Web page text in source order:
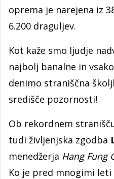
oprema je narejena iz
6.200 draguljev.
Kot kaže smo ljudje
najbolj banalne in
denimo straniščna
središče pozornosti!
Ob rekordnem
tudi življenjska zgodba
menedžerja Hang Fu­ng
Ko je pred mnogimi